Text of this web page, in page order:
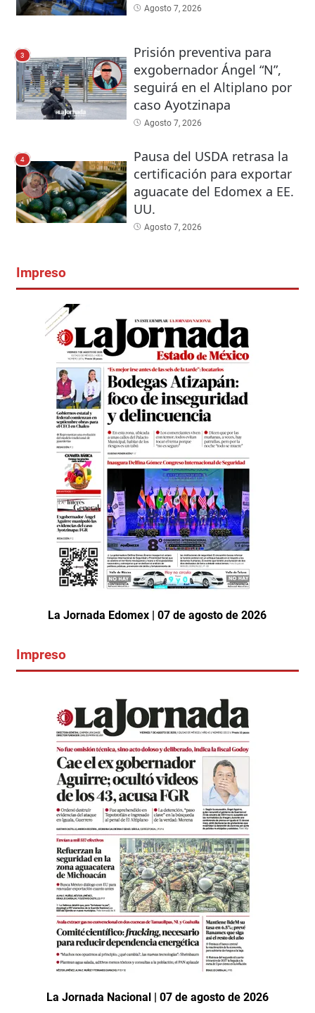
Agosto 7, 2026
3
Prisión preventiva para
exgobernador Ángel “N”,
seguirá en el Altiplano por
caso Ayotzinapa
Agosto 7, 2026
4
Pausa del USDA retrasa la
certificación para exportar
aguacate del Edomex a EE.
UU.
Agosto 7, 2026
Impreso
La Jornada Edomex | 07 de agosto de 2026
Impreso
La Jornada Nacional | 07 de agosto de 2026